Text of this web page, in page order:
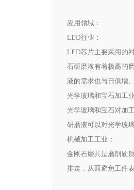
应用领域：
LED行业：
LED芯片主要采用的
石研磨液有着极高的
液的需求也与日俱增。
光学玻璃和宝石加工业
光学玻璃和宝石对加
研磨液可以对光学玻
机械加工工业：
金刚石磨具是磨削硬
排走，从而避免工件